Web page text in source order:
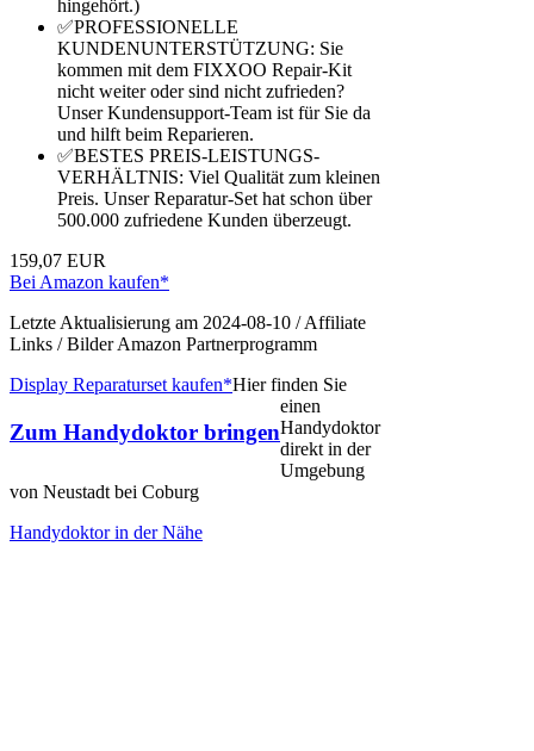
hingehört.)
✅PROFESSIONELLE
KUNDENUNTERSTÜTZUNG: Sie
kommen mit dem FIXXOO Repair-Kit
nicht weiter oder sind nicht zufrieden?
Unser Kundensupport-Team ist für Sie da
und hilft beim Reparieren.
✅BESTES PREIS-LEISTUNGS-
VERHÄLTNIS: Viel Qualität zum kleinen
Preis. Unser Reparatur-Set hat schon über
500.000 zufriedene Kunden überzeugt.
159,07 EUR
Bei Amazon kaufen*
Letzte Aktualisierung am 2024-08-10 / Affiliate
Links / Bilder Amazon Partnerprogramm
Display Reparaturset kaufen*
Zum Handydoktor bringen
Hier finden Sie
einen
Handydoktor
direkt in der
Umgebung
von Neustadt bei Coburg
Handydoktor in der Nähe